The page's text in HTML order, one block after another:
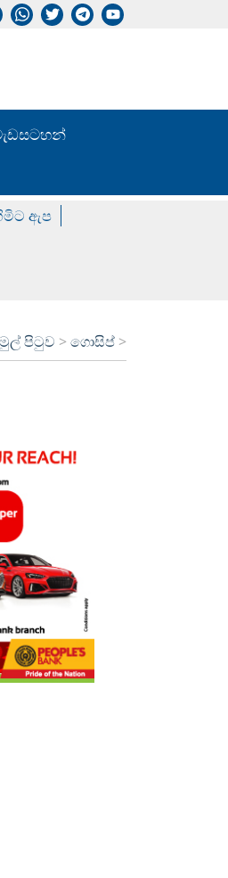
ඇප
මුල් පිටුව >ගොසිප් >